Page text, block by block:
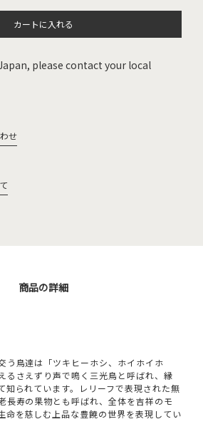
カートに入れる
please contact your local
せ
商品の詳細
う鳥達は「ツキヒーホシ、ホイホイホ
るさえずり声で鳴く三光鳥と呼ばれ、縁
知られています。レリーフで表現された無
長寿の果物とも呼ばれ、全体を吉祥のモ
命を慈しむ上品な豊饒の世界を表現してい